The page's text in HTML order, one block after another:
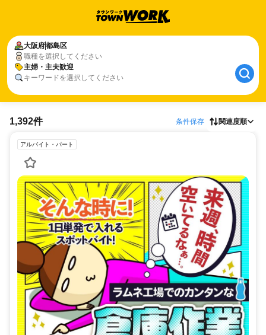
大阪府都島区
職種を選択してください
主婦・主夫歓迎
キーワードを選択してください
1,392件 条件保存 関連度順
アルバイト・パート